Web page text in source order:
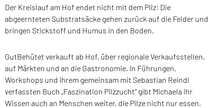
Der Kreislauf am Hof endet nicht mit dem Pilz: Die
abgeernteten Substratsäcke gehen zurück auf die Felder und
bringen Stickstoff und Humus in den Boden.
GutBehütet verkauft ab Hof, über regionale Verkaufsstellen,
auf Märkten und an die Gastronomie. In Führungen,
Workshops und ihrem gemeinsam mit Sebastian Reindl
verfassten Buch „Faszination Pilzzucht“ gibt Michaela ihr
Wissen auch an Menschen weiter, die Pilze nicht nur essen,